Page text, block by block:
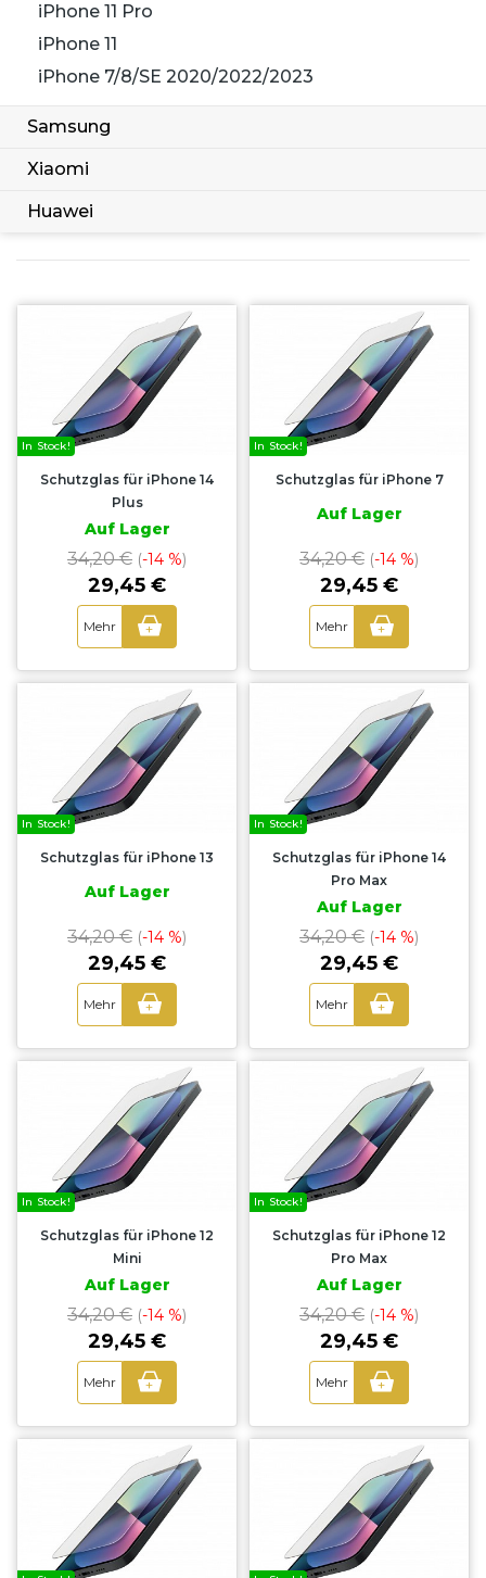
iPhone 11 Pro
iPhone 11
iPhone 7/8/SE 2020/2022/2023
Samsung
Xiaomi
Huawei
In Stock!
Schutzglas für iPhone 14
Plus
Auf Lager
34,20 € (-14 %)
29,45 €
Mehr +
In Stock!
Schutzglas für iPhone 7
Auf Lager
34,20 € (-14 %)
29,45 €
Mehr +
In Stock!
Schutzglas für iPhone 13
Auf Lager
34,20 € (-14 %)
29,45 €
Mehr +
In Stock!
Schutzglas für iPhone 14
Pro Max
Auf Lager
34,20 € (-14 %)
29,45 €
Mehr +
In Stock!
Schutzglas für iPhone 12
Mini
Auf Lager
34,20 € (-14 %)
29,45 €
Mehr +
In Stock!
Schutzglas für iPhone 12
Pro Max
Auf Lager
34,20 € (-14 %)
29,45 €
Mehr +